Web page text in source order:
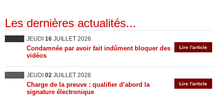
Les dernières actualités...
JEUDI 16 JUILLET 2026
Lire l'article
Condamnée par avoir fait indûment bloquer des
vidéos
JEUDI 02 JUILLET 2026
Lire l'article
Charge de la preuve : qualifier d’abord la
signature électronique